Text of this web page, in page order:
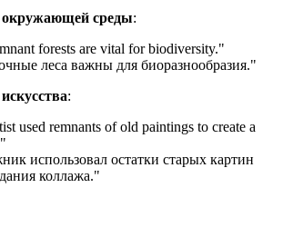
окружающей среды:
forests are vital for biodiversity."
леса важны для биоразнообразия."
:
used remnants of old paintings to create a
"
использовал остатки старых картин
коллажа."